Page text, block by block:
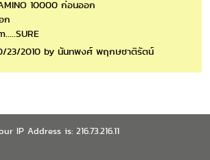
10000 ก่อนออก
ก
23/2010 by นันทพงศ์ พฤกษชาติรัตน์
IP Address is: 216.73.216.11